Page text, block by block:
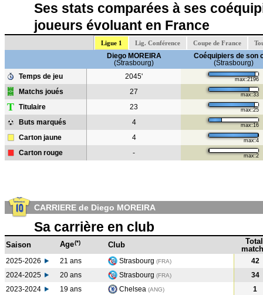
Ses stats comparées à ses
joueurs évoluant en France
Ligue 1 Lig. Conférence Coupe de France
Diego MOREIRA
(Strasbourg)
Coéquipiers de son
(Strasbourg)
Temps de jeu
2045' max:2196
Matchs joués 27 max:33
T Titulaire 23 max:25
Buts marqués 4 max:16
Carton jaune 4 max:4
Carton rouge - max:2
CARRIERE de Diego MOREIRA
Sa carrière en club
Saison Age(*) Club
Total
2025-2026 21 ans Strasbourg (FRA)
42
2024-2025
20 ans Strasbourg (FRA)
34
2023-2024
19 ans Chelsea (ANG)
1